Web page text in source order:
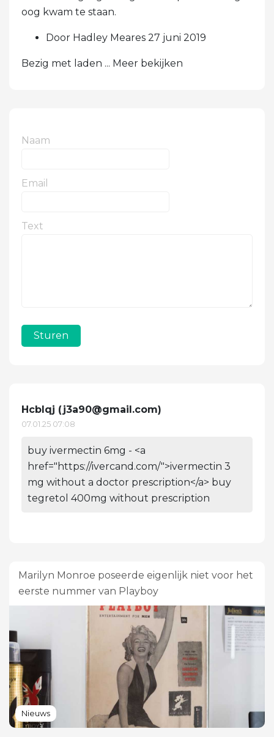
oog kwam te staan.
Door Hadley Meares 27 juni 2019
Bezig met laden ... Meer bekijken
Naam
Email
Text
Sturen
Hcblqj (j3a90@gmail.com)
07.01.25 07:08
buy ivermectin 6mg - <a
href="https://ivercand.com/">ivermectin 3
mg without a doctor prescription</a> buy
tegretol 400mg without prescription
Marilyn Monroe poseerde eigenlijk niet voor het
eerste nummer van Playboy
Nieuws